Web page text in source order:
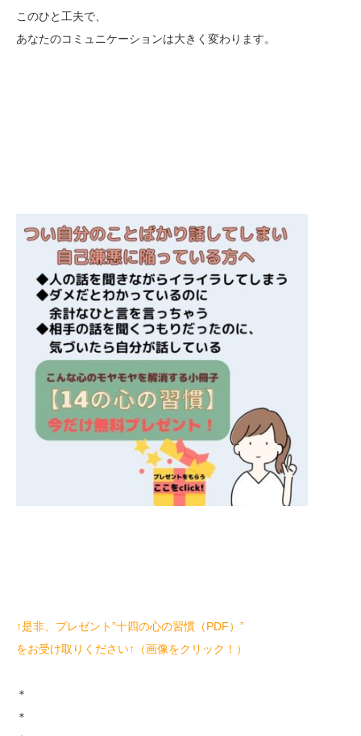
このひと工夫で、
あなたのコミュニケーションは大きく変わります。
↑是非、プレゼント”十四の心の習慣（PDF）”
をお受け取りください↑（画像をクリック！）
＊
＊